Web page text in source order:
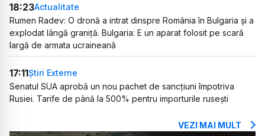
18:23Actualitate
Rumen Radev: O dronă a intrat dinspre România în Bulgaria și a
explodat lângă graniță. Bulgaria: E un aparat folosit pe scară
largă de armata ucraineană
17:11Știri Externe
Senatul SUA aprobă un nou pachet de sancțiuni împotriva
Rusiei. Tarife de până la 500% pentru importurile rusești
VEZI MAI MULT